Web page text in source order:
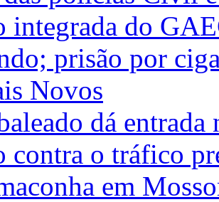
integrada do
prisão por
Novos
dá
contra o tráfico
em